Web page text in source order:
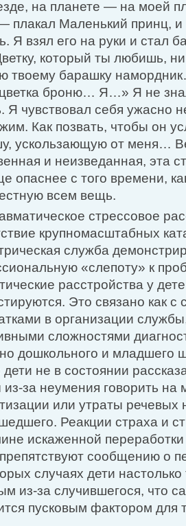
на планете — на моей
плакал Маленький принц, и
Я взял его на руки и стал
который ты любишь,
твоему барашку
цветка броню… Я…» Я не
Я чувствовал себя ужасно
Как позвать, чтобы он
ускользающую от меня…
и неизведанная, эта
опаснее с того времени,
всем вещь.
стрессовое
крупномасштабных
служба
«слепоту» к
расстройства у
Это связано как c
в организации
сложностями
дошкольного и младшего
не в состоянии
за неумения говорить на
или утраты речевых
Реакции страха и
искаженной
сообщению о
случаях дети
из-за случившегося, что
пусковым фактором для